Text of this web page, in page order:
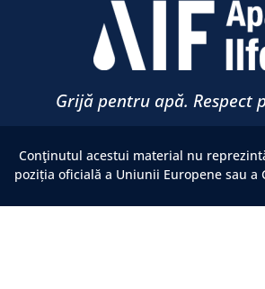
Grijă pentru apă. Respect
Conţinutul acestui material nu
poziția oficială a Uniunii Europene sau a